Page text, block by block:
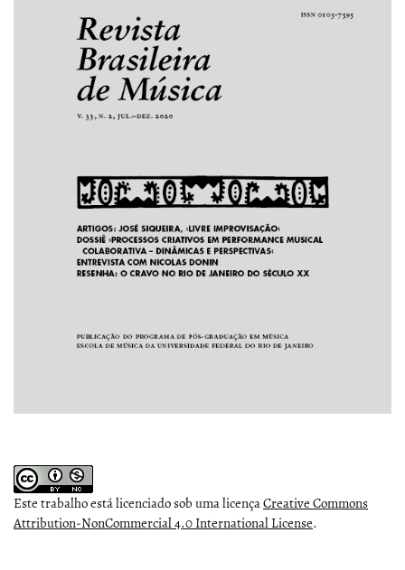
Este trabalho está licenciado sob uma licençaCreative Commons
Attribution-NonCommercial 4.0 International License.